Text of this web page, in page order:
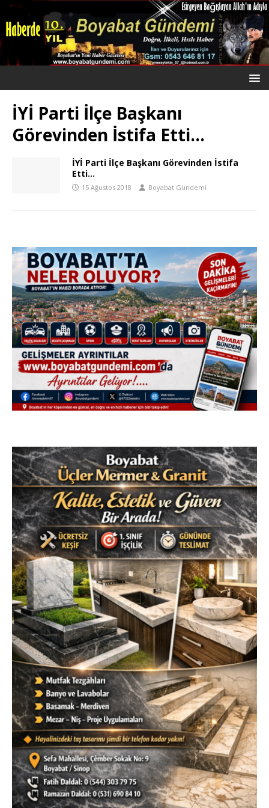
İYİ Parti İlçe Başkanı
Görevinden İstifa Etti…
İYİ Parti İlçe Başkanı Görevinden İstifa
Etti…
15 Ağustos 2018 Boyabat Gündemi